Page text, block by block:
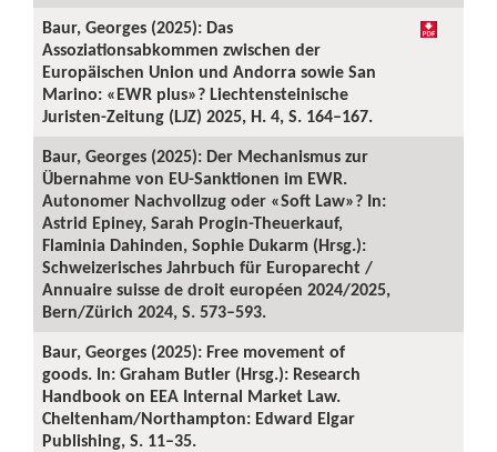
Baur, Georges (2025): Das
Assoziationsabkommen zwischen der
Europäischen Union und Andorra sowie San
Marino: «EWR plus»? Liechtensteinische
Juristen-Zeitung (LJZ) 2025, H. 4, S. 164–167.
Baur, Georges (2025): Der Mechanismus zur
Übernahme von EU-Sanktionen im EWR.
Autonomer Nachvollzug oder «Soft Law»? In:
Astrid Epiney, Sarah Progin-Theuerkauf,
Flaminia Dahinden, Sophie Dukarm (Hrsg.):
Schweizerisches Jahrbuch für Europarecht /
Annuaire suisse de droit européen 2024/2025,
Bern/Zürich 2024, S. 573–593.
Baur, Georges (2025): Free movement of
goods. In: Graham Butler (Hrsg.): Research
Handbook on EEA Internal Market Law.
Cheltenham/Northampton: Edward Elgar
Publishing, S. 11–35.